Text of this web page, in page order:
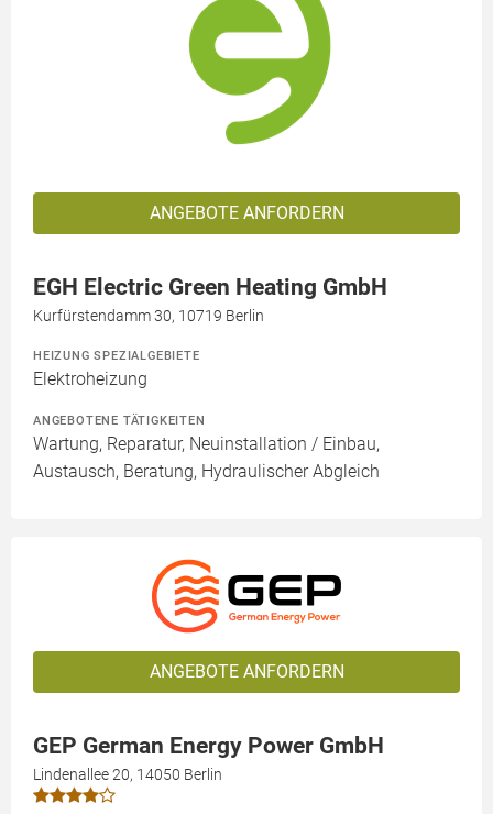
ANGEBOTE ANFORDERN
EGH Electric Green Heating GmbH
Kurfürstendamm 30, 10719 Berlin
HEIZUNG SPEZIALGEBIETE
Elektroheizung
ANGEBOTENE TÄTIGKEITEN
Wartung, Reparatur, Neuinstallation / Einbau,
Austausch, Beratung, Hydraulischer Abgleich
ANGEBOTE ANFORDERN
GEP German Energy Power GmbH
Lindenallee 20, 14050 Berlin